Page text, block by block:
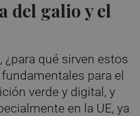
del galio y el
¿para qué sirven estos
para el
verde y digital, y
en la UE, ya